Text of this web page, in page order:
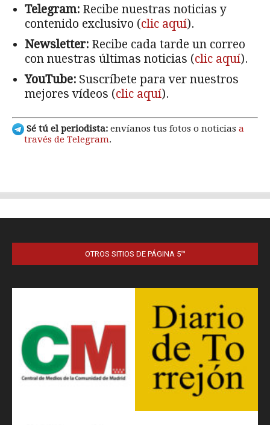
OTROS SITIOS DE PÁGINA 5™